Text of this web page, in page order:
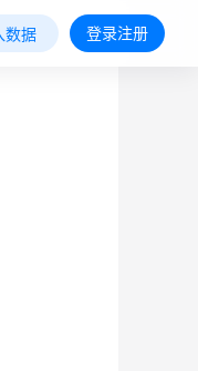
数据 登录注册